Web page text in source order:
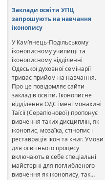
Заклади освіти УПЦ
запрошують на навчання
іконопису
У Кам’янець-Подільському
іконописному училищі та
іконописному відділенні
Одеської духовної семінарії
триває прийом на навчання.
Про це повідомляє сайти
закладів освіти. Іконописне
відділення ОДС імені монахині
Таїсії (Серапіонової) пропонує
вивчення таких дисциплін, як
іконопис, мозаїка, стінопис і
реставрація ікон та книг. Умови
для освітнього процесу
включають в себе спеціальні
майстерні для поглибленого
вивчення як іконопису, так…